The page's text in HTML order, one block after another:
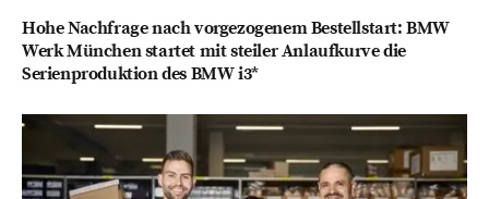
Hohe Nachfrage nach vorgezogenem Bestellstart: BMW
Werk München startet mit steiler Anlaufkurve die
Serienproduktion des BMW i3*